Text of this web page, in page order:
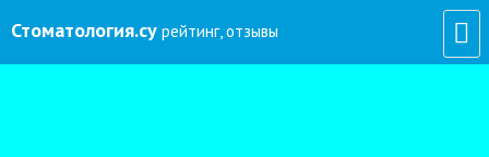
Стоматология.су рейтинг, отзывы